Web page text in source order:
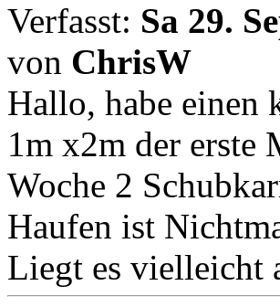
Verfasst: Sa 29.
von ChrisW
Hallo, habe einen
1m x2m der erste
Woche 2
Haufen ist
Liegt es vielleicht